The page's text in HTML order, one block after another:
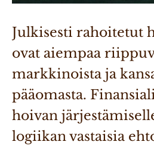
Julkisesti rahoitetut
ovat aiempaa
markkinoista ja
pääomasta.
hoivan
logiikan vastaisia